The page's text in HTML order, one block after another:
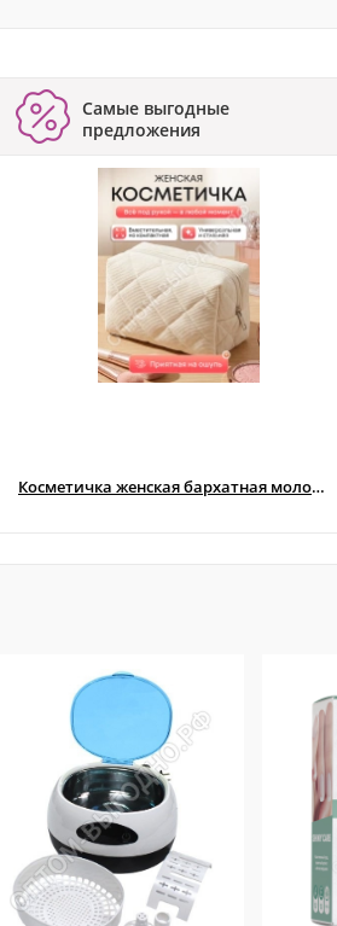
Самые выгодные
предложения
Косметичка женская бархатная молочная